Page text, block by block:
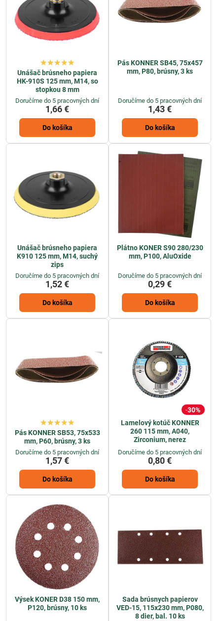
Unášač brúsneho papiera
HK-910S 125 mm, M14, so
stopkou 8 mm
Doručíme do 5 pracovných dní
1,66 €
Do košíka
Pás KONNER SB45, 75x457
mm, P80, brúsny, 3 ks
Doručíme do 5 pracovných dní
1,43 €
Do košíka
Unášač brúsneho papiera
K910 125 mm, M14, suchý
zips
Doručíme do 5 pracovných dní
1,52 €
Do košíka
Plátno KONER S90 280/230
mm, P100, AluOxide
Doručíme do 5 pracovných dní
0,29 €
Do košíka
Pás KONNER SB53, 75x533
mm, P60, brúsny, 3 ks
Doručíme do 5 pracovných dní
1,57 €
Do košíka
30%
Lamelový kotúč KONNER
260 115 mm, A040,
Zirconium, nerez
Doručíme do 5 pracovných dní
0,80 €
Do košíka
Výsek KONER D38 150 mm,
P120, brúsny, 10 ks
Sada brúsnych papierov
VED-15, 115x230 mm, P080,
8 dier, bal. 10 ks